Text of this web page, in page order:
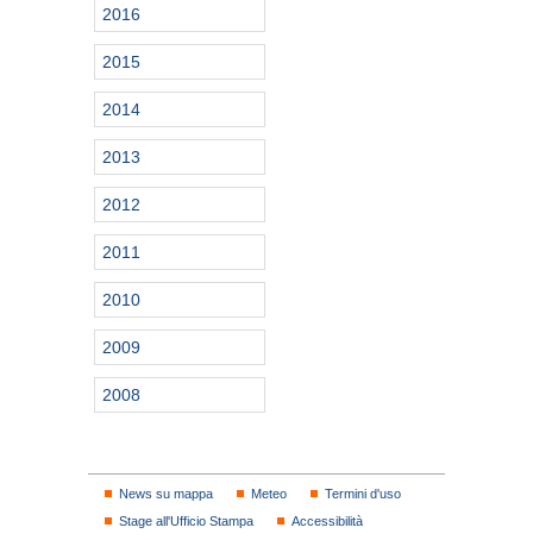
2016
2015
2014
2013
2012
2011
2010
2009
2008
News su mappa Meteo
Termini d'uso
Stage all'Ufficio Stampa
Accessibilità